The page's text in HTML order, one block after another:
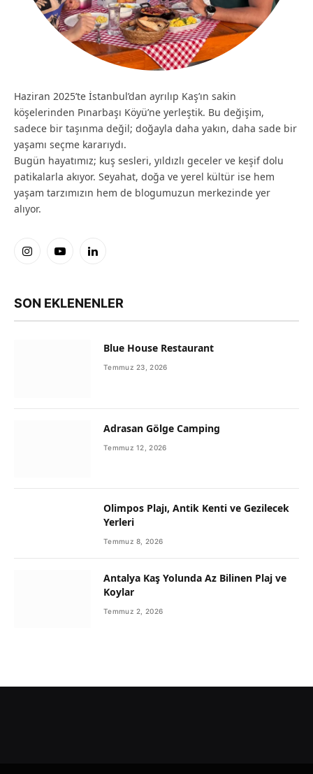
Haziran 2025’te İstanbul’dan ayrılıp Kaş’ın sakin
köşelerinden Pınarbaşı Köyü’ne yerleştik. Bu değişim,
sadece bir taşınma değil; doğayla daha yakın, daha sade bir
yaşamı seçme kararıydı.
Bugün hayatımız; kuş sesleri, yıldızlı geceler ve keşif dolu
patikalarla akıyor. Seyahat, doğa ve yerel kültür ise hem
yaşam tarzımızın hem de blogumuzun merkezinde yer
alıyor.
InstagramYouTubeLinkedIn
SON EKLENENLER
Blue House Restaurant
Temmuz 23, 2026
Adrasan Gölge Camping
Temmuz 12, 2026
Olimpos Plajı, Antik Kenti ve Gezilecek
Yerleri
Temmuz 8, 2026
Antalya Kaş Yolunda Az Bilinen Plaj ve
Koylar
Temmuz 2, 2026